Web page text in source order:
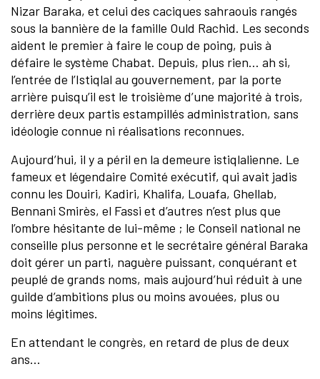
Nizar Baraka, et celui des caciques sahraouis rangés
sous la bannière de la famille Ould Rachid. Les seconds
aident le premier à faire le coup de poing, puis à
défaire le système Chabat. Depuis, plus rien… ah si,
l’entrée de l’Istiqlal au gouvernement, par la porte
arrière puisqu’il est le troisième d’une majorité à trois,
derrière deux partis estampillés administration, sans
idéologie connue ni réalisations reconnues.
Aujourd’hui, il y a péril en la demeure istiqlalienne. Le
fameux et légendaire Comité exécutif, qui avait jadis
connu les Douiri, Kadiri, Khalifa, Louafa, Ghellab,
Bennani Smirès, el Fassi et d’autres n’est plus que
l’ombre hésitante de lui-même ; le Conseil national ne
conseille plus personne et le secrétaire général Baraka
doit gérer un parti, naguère puissant, conquérant et
peuplé de grands noms, mais aujourd’hui réduit à une
guilde d’ambitions plus ou moins avouées, plus ou
moins légitimes.
En attendant le congrès, en retard de plus de deux
ans…